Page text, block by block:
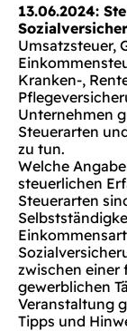
13.06.2024:
Umsatzsteuer,
Kranken-,
Unternehmen
Steuerarten
zu tun.
Welche
steuerlichen
Steuerarten
zwischen einer
gewerblichen
Veranstaltung
Tipps und